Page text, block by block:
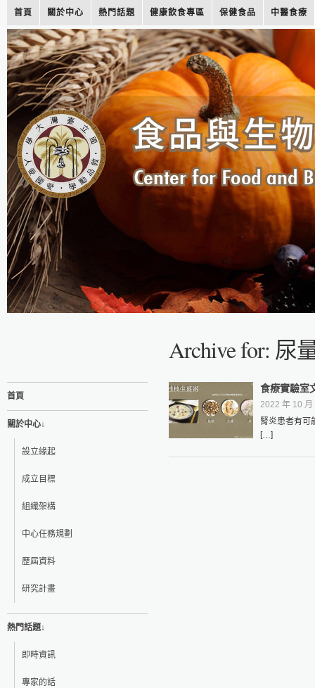
首頁 關於中心 熱門話題 健康飲食專區 保健食品 中醫食療
Archive for: 尿
首頁
關於中心↓
設立緣起
成立目標
組織架構
中心任務規劃
歷屆資料
研究計畫
熱門話題↓
即時資訊
專家的話
食療實驗室
2022 年 10
腎炎患者有可
[…]